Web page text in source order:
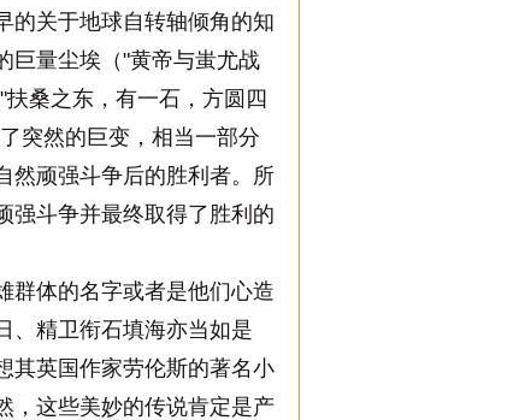
的关于地球自转轴倾角的知
巨量尘埃（"黄帝与蚩尤战
桑之东，有一石，方圆四
突然的巨变，相当一部分
然顽强斗争后的胜利者。所
强斗争并最终取得了胜利的
体的名字或者是他们心造
、精卫衔石填海亦当如是
其英国作家劳伦斯的著名小
，这些美妙的传说肯定是产